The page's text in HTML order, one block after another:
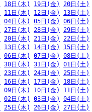
18日(木) 19日(金)
20日(土)
11日(木) 12日(金)
13日(土)
04日(木) 05日(金)
06日(土)
27日(木) 28日(金)
29日(土)
20日(木) 21日(金)
22日(土)
13日(木) 14日(金)
15日(土)
06日(木) 07日(金)
08日(土)
30日(木) 31日(金)
01日(土)
23日(木) 24日(金)
25日(土)
16日(木) 17日(金)
18日(土)
09日(木) 10日(金)
11日(土)
02日(木) 03日(金)
04日(土)
25日(木) 26日(金)
27日(土)